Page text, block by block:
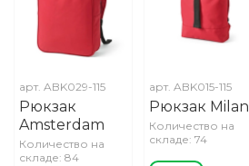
арт. ABK029-115
Рюкзак
Amsterdam
Количество на
складе: 84
арт.ABK015-115
Рюкзак Milan
Количество на
складе: 74